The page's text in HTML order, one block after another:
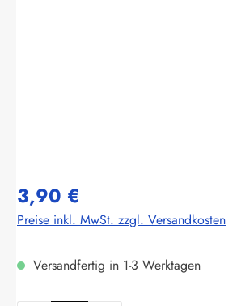
3,90 €
Preise inkl. MwSt. zzgl. Versandkosten
Versandfertig in 1-3 Werktagen